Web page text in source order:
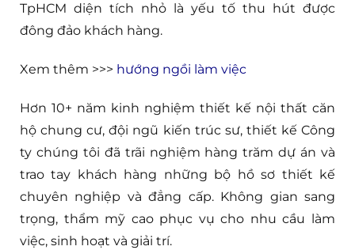
TpHCM diện tích nhỏ là yếu tố thu hút được
đông đảo khách hàng.
Xem thêm >>> hướng ngồi làm việc
Hơn 10+ năm kinh nghiệm thiết kế nội thất căn
hộ chung cư, đội ngũ kiến trúc sư, thiết kế Công
ty chúng tôi đã trãi nghiệm hàng trăm dự án và
trao tay khách hàng những bộ hồ sơ thiết kế
chuyên nghiệp và đẳng cấp. Không gian sang
trọng, thẩm mỹ cao phục vụ cho nhu cầu làm
việc, sinh hoạt và giải trí.